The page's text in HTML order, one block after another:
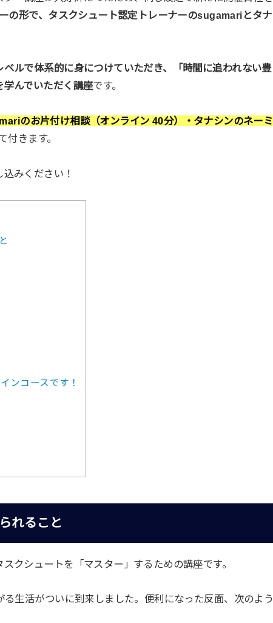
の形で、タスクシュート認定トレーナーのsugamariとタナ
ルで体系的に身につけていただき、「時間に追われない豊
んでいただく講座です。
のお片付け相談（オンライン 40分）・タナシンのネーミ
付きます。
みください！
ンコースです！
れること
クシュートを「マスター」するための講座です。
生活がついに到来しました。便利になった反面、次のよう